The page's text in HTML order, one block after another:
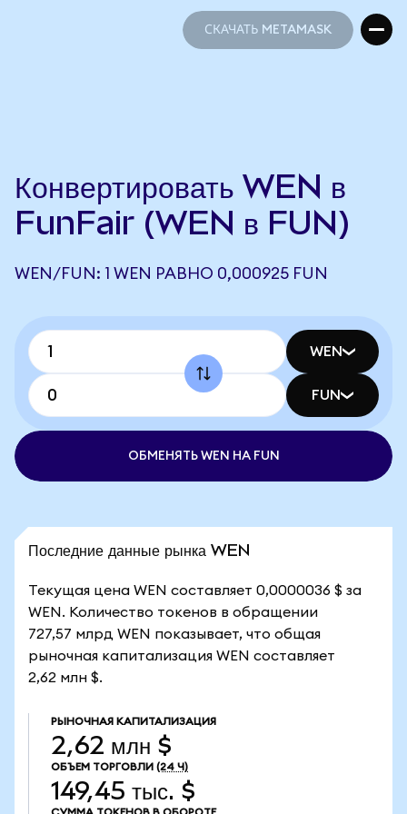
СКАЧАТЬ METAMASK
Конвертировать WEN в
FunFair (WEN в FUN)
WEN/FUN: 1 WEN РАВНО 0,000925 FUN
WEN
FUN
ОБМЕНЯТЬ WEN НА FUN
Последние данные рынка WEN
Текущая цена WEN составляет 0,0000036 $ за
WEN. Количество токенов в обращении
727,57 млрд WEN показывает, что общая
рыночная капитализация WEN составляет
2,62 млн $.
РЫНОЧНАЯ КАПИТАЛИЗАЦИЯ
2,62 млн $
ОБЪЕМ ТОРГОВЛИ (24 Ч)
149,45 тыс. $